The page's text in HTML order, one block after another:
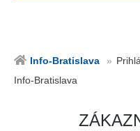
Info-Bratislava
Info-Bratislava